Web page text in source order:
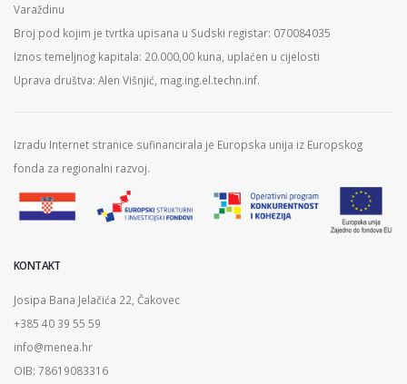
Varaždinu
Broj pod kojim je tvrtka upisana u Sudski registar: 070084035
Iznos temeljnog kapitala: 20.000,00 kuna, uplaćen u cijelosti
Uprava društva: Alen Višnjić, mag.ing.el.techn.inf.
Izradu Internet stranice sufinancirala je Europska unija iz Europskog
fonda za regionalni razvoj.
KONTAKT
Josipa Bana Jelačića 22, Čakovec
+385 40 39 55 59
info@menea.hr
OIB: 78619083316